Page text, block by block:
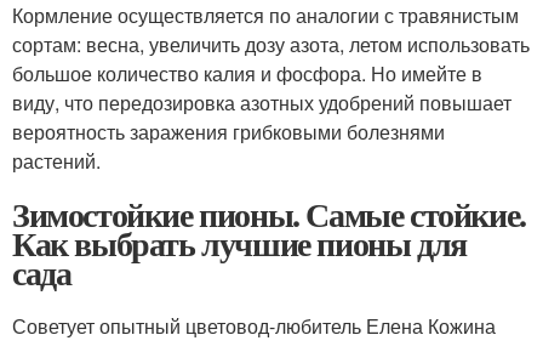
Кормление осуществляется по аналогии с травянистым
сортам: весна, увеличить дозу азота, летом использовать
большое количество калия и фосфора. Но имейте в
виду, что передозировка азотных удобрений повышает
вероятность заражения грибковыми болезнями
растений.
Зимостойкие пионы. Самые стойкие.
Как выбрать лучшие пионы для
сада
Советует опытный цветовод-любитель Елена Кожина